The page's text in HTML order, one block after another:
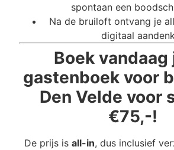
spontaan een
Na de bruiloft ontvang je
digitaal
Boek vandaag
gastenboek voor
Den Velde voor
€75,-!
De prijs is all-in, dus inclusief